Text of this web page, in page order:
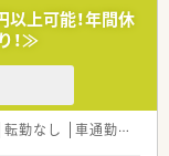
す。
様の対応後に2.3分
上可能！年間休
！≫
転勤なし 車通勤可